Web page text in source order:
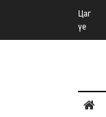
Цаг
үе